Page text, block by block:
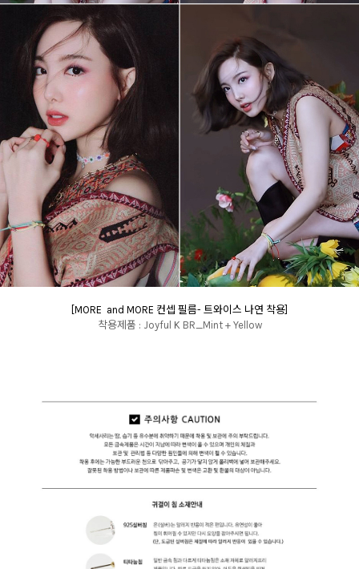
[MORE and MORE 컨셉 필름- 트와이스 나연 착용]
착용제품 : Joyful K BR_Mint + Yellow